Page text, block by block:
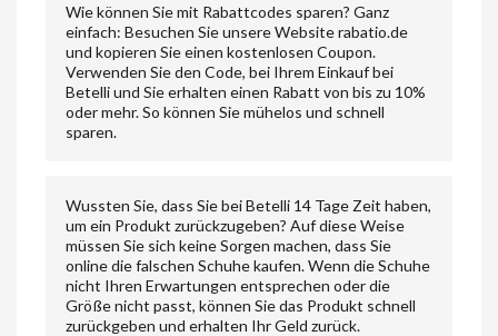
Wie können Sie mit Rabattcodes sparen? Ganz
einfach: Besuchen Sie unsere Website rabatio.de
und kopieren Sie einen kostenlosen Coupon.
Verwenden Sie den Code, bei Ihrem Einkauf bei
Betelli und Sie erhalten einen Rabatt von bis zu 10%
oder mehr. So können Sie mühelos und schnell
sparen.
Wussten Sie, dass Sie bei Betelli 14 Tage Zeit haben,
um ein Produkt zurückzugeben? Auf diese Weise
müssen Sie sich keine Sorgen machen, dass Sie
online die falschen Schuhe kaufen. Wenn die Schuhe
nicht Ihren Erwartungen entsprechen oder die
Größe nicht passt, können Sie das Produkt schnell
zurückgeben und erhalten Ihr Geld zurück.